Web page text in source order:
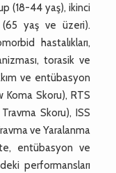
(18-44 yaş), ikinci
yaş ve üzeri).
hastalıkları,
torasik ve
ve entübasyon
Koma Skoru), RTS
Skoru), ISS
ve Yaralanma
entübasyon ve
performansları